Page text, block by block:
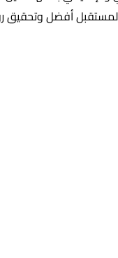
لمستقبل أفضل وتحقيق